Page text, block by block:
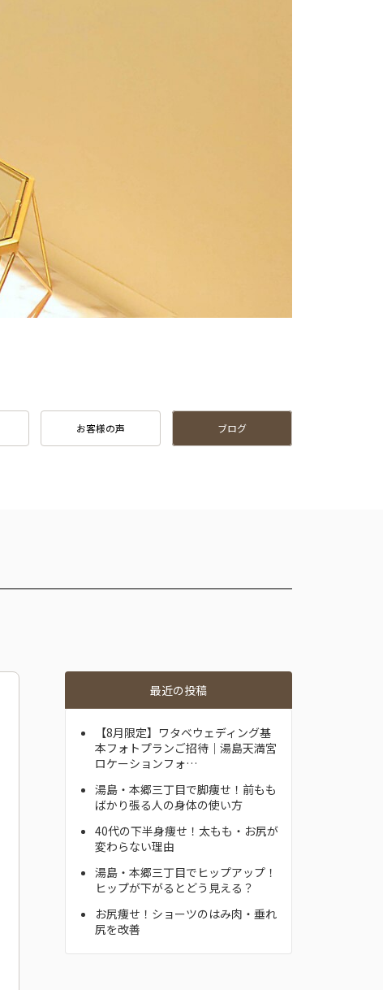
お客様の声 ブログ
最近の投稿
【8月限定】ワタベウェディング基
本フォトプランご招待｜湯島天満宮
ロケーションフォ…
湯島・本郷三丁目で脚痩せ！前もも
ばかり張る人の身体の使い方
40代の下半身痩せ！太もも・お尻が
変わらない理由
湯島・本郷三丁目でヒップアップ！
ヒップが下がるとどう見える？
お尻痩せ！ショーツのはみ肉・垂れ
尻を改善